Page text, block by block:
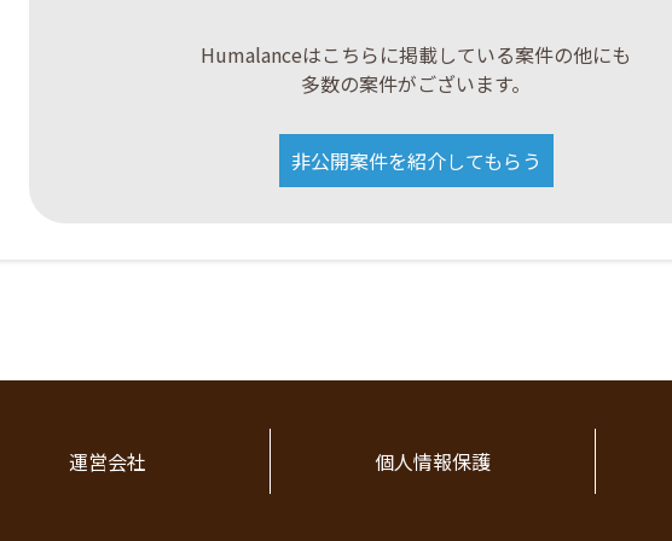
Humalanceはこちらに掲載している案件の他にも
多数の案件がございます。
非公開案件を紹介してもらう
運営会社 個人情報保護